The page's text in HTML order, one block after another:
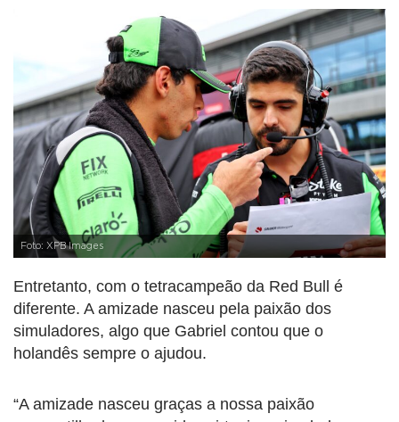
Foto: XPB Images
Entretanto, com o tetracampeão da Red Bull é
diferente. A amizade nasceu pela paixão dos
simuladores, algo que Gabriel contou que o
holandês sempre o ajudou.
“A amizade nasceu graças a nossa paixão